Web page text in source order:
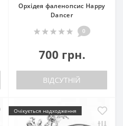
Орхідея фаленопсис Happy
Dancer
0
700 грн.
ВІДСУТНІЙ
Очікується надходження